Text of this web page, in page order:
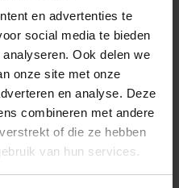
en advertenties te
social media te bieden
Ook delen we
onze site met onze
en analyse. Deze
combineren met andere
of die ze hebben
van hun services.